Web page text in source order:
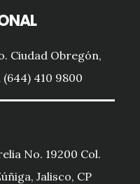
Ciudad Obregón,
(644) 410 9800
No. 19200 Col.
Jalisco, CP